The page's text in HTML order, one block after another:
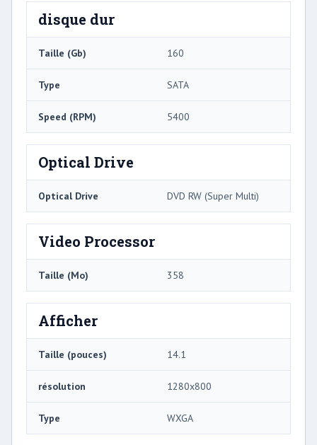
disque dur
Taille (Gb) 160
Type SATA
Speed ​​(RPM) 5400
Optical Drive
Optical Drive DVD RW (Super Multi)
Video Processor
Taille (Mo) 358
Afficher
Taille (pouces) 14.1
résolution 1280x800
Type WXGA